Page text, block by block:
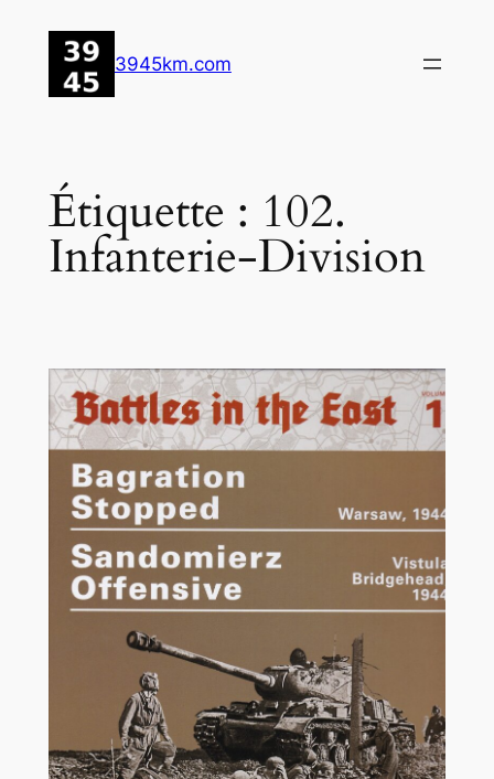
contenu
3945km.com
Étiquette : 102.
Infanterie-Division